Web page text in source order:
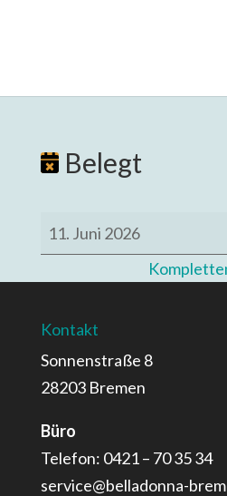
Belegt
Belegt
11. Juni 2026
Kontakt
Sonnenstraße 8
28203 Bremen
Büro
Telefon: 0421 – 70 35 34
service@belladonna-